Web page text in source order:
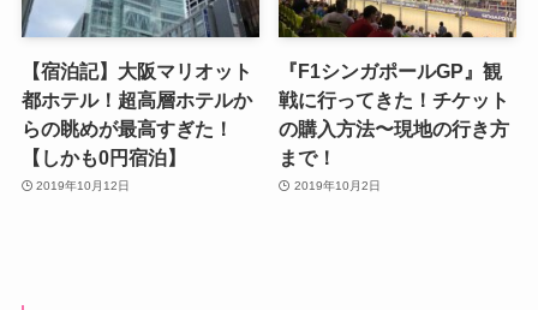
【宿泊記】大阪マリオット
都ホテル！超高層ホテルか
らの眺めが最高すぎた！
【しかも0円宿泊】
2019年10月12日
『F1シンガポールGP』観
戦に行ってきた！チケット
の購入方法〜現地の行き方
まで！
2019年10月2日